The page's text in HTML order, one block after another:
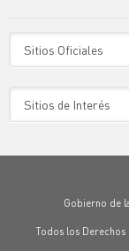
Gobierno de
Todos los Derechos